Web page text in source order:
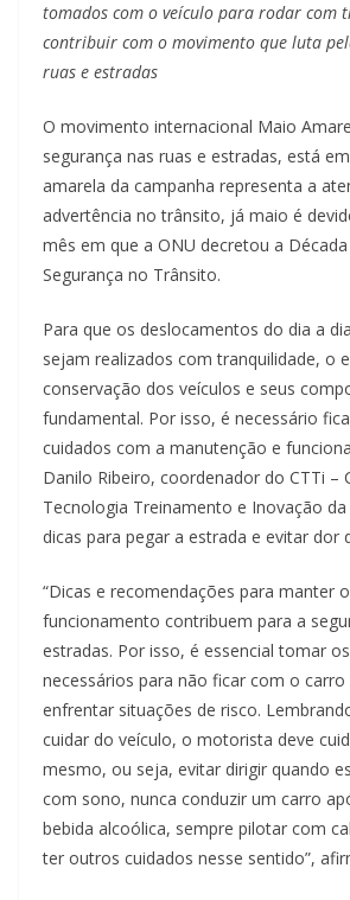
tomados com o veículo para rodar com
contribuir com o movimento que luta
ruas e estradas
O movimento internacional Maio
segurança nas ruas e estradas, está
amarela da campanha representa a
advertência no trânsito, já maio é
mês em que a ONU decretou a
Segurança no Trânsito.
Para que os deslocamentos do dia a
sejam realizados com tranquilidade, o
conservação dos veículos e seus
fundamental. Por isso, é necessário
cuidados com a manutenção e
Danilo Ribeiro, coordenador do CTTi –
Tecnologia Treinamento e Inovação
dicas para pegar a estrada e evitar dor
“Dicas e recomendações para manter
funcionamento contribuem para a
estradas. Por isso, é essencial tomar
necessários para não ficar com o
enfrentar situações de risco.
cuidar do veículo, o motorista deve
mesmo, ou seja, evitar dirigir quando
com sono, nunca conduzir um carro
bebida alcoólica, sempre pilotar com
ter outros cuidados nesse sentido”,